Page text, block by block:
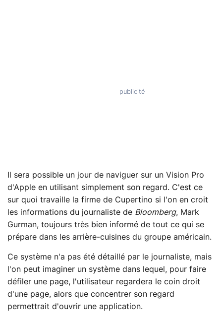
Il sera possible un jour de naviguer sur un Vision Pro
d'Apple en utilisant simplement son regard. C'est ce
sur quoi travaille la firme de Cupertino si l'on en croit
les informations du journaliste de Bloomberg, Mark
Gurman, toujours très bien informé de tout ce qui se
prépare dans les arrière-cuisines du groupe américain.
Ce système n'a pas été détaillé par le journaliste, mais
l'on peut imaginer un système dans lequel, pour faire
défiler une page, l'utilisateur regardera le coin droit
d'une page, alors que concentrer son regard
permettrait d'ouvrir une application.